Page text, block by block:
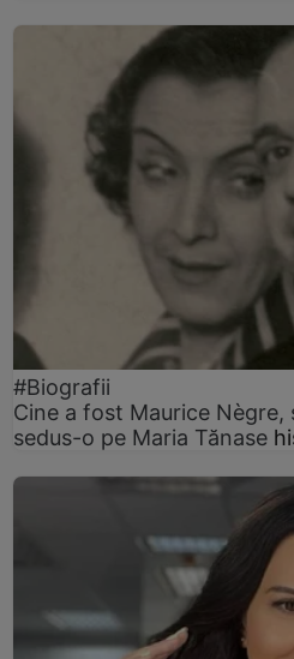
#Biografii
Cine a fost Maurice
sedus-o pe Maria Tănase